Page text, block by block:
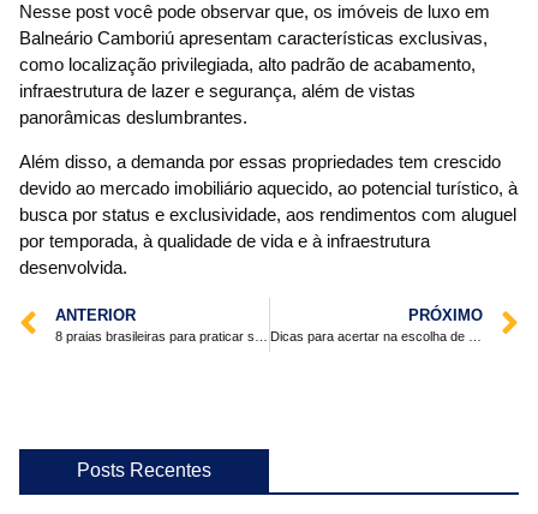
Nesse post você pode observar que, os imóveis de luxo em
Balneário Camboriú apresentam características exclusivas,
como localização privilegiada, alto padrão de acabamento,
infraestrutura de lazer e segurança, além de vistas
panorâmicas deslumbrantes.
Além disso, a demanda por essas propriedades tem crescido
devido ao mercado imobiliário aquecido, ao potencial turístico, à
busca por status e exclusividade, aos rendimentos com aluguel
por temporada, à qualidade de vida e à infraestrutura
desenvolvida.
ANTERIOR PRÓXIMO
Posts Recentes